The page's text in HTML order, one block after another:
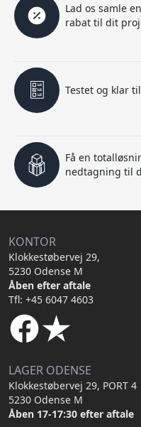
Lad os samle
rabat til dit
Testet og klar
Få en
nedtagning til
KONTOR
Klokkestøbervej 29,
5230 Odense M
Åben efter aftale
Tfl: +45 6047 4603
LAGER ODENSE
Klokkestøbervej 29, PORT 4
5230 Odense M
Åben 17-17:30 efter aftale